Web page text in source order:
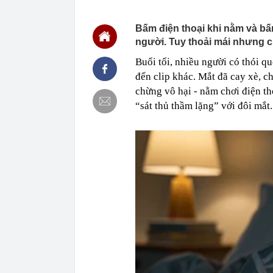
Giá vàng
00:01
Khoan sâu
500 triệu m3
người phụ nữ
23:40
Ai sắp đi
ngay cả khi
23:25
4 vật vào
Chất lỏng
23:01
Bật điều hòa
một nửa:
22:53
Quang Hùng
Danh tính
Bấm điện thoại khi nằm và
người. Tuy thoải mái nhưng
Buổi tối, nhiều người có thói
đến clip khác. Mắt đã cay xè,
chừng vô hại - nằm chơi điện
“sát thủ thầm lặng” với đôi mắt.